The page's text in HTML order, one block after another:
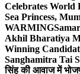
Celebrates World
Sea Princess,
WARMING
Akhil Bharatiya
Winning
Sanghamitra Tai
सिंह की आवाज में